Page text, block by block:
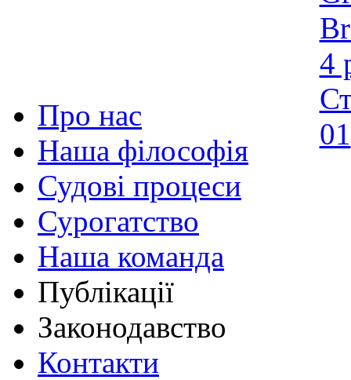
Про нас
Наша філософія
Судові процеси
Сурогатство
Наша команда
Публікації
Законодавство
Контакти